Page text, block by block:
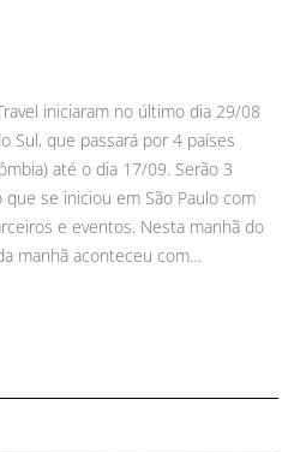
iniciaram no último dia 29/08
Sul, que passará por 4 países
até o dia 17/09. Serão 3
se iniciou em São Paulo com
e eventos. Nesta manhã do
manhã aconteceu com…